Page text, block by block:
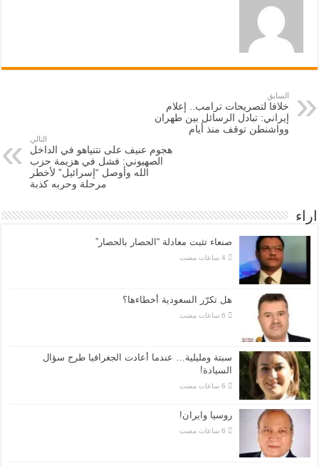
السابق
خلافا لتصريحات ترامب.. إعلام
إيراني: تبادل الرسائل بين طهران
وواشنطن توقف منذ أيام
التالي
هجوم عنيف على نتنياهو في الداخل
الصهيوني: فشل في هزيمة حزب
الله وأوصل “إسرائيل” لأخطر
مرحلة وحربه كذبة
اراء
صنعاء تثبت معادلة “الحصار بالحصار”
هل تكرّر السعودية أخطاءها؟
سبتة ومليلية… عندما أعادت الجغرافيا طرح سؤال
السيادة!
روسيا وايران!